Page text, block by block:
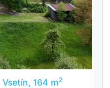
164 m2